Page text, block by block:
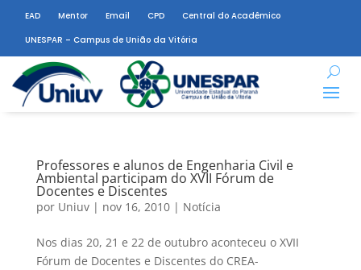
EAD Mentor Email CPD
Central do Acadêmico
UNESPAR – Campus de União da Vitória
Professores e alunos de Engenharia Civil e
Ambiental participam do XVII Fórum de
Docentes e Discentes
por Uniuv| nov 16, 2010| Notícia
Nos dias 20, 21 e 22 de outubro aconteceu o XVII
Fórum de Docentes e Discentes do CREA-